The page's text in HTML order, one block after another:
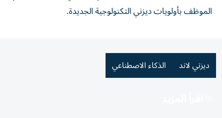
الموظف بأولويات ديزني التكنولوجية الجديدة.
ديزني لاند الذكاء الاصطناعي